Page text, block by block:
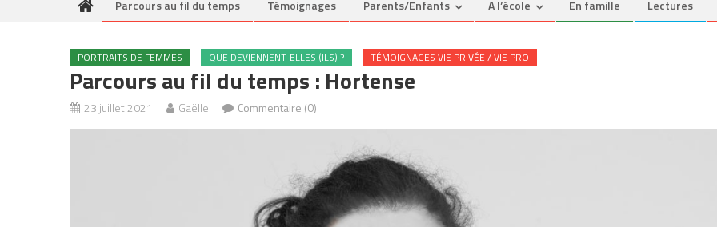
Parcours au fil du temps Témoignages Parents/Enfants A l’école En famille Lectures
PORTRAITS DE FEMMES QUE DEVIENNENT-ELLES (ILS) ? TÉMOIGNAGES VIE PRIVÉE / VIE PRO
Parcours au fil du temps : Hortense
23 juillet 2021 Gaëlle Commentaire (0)